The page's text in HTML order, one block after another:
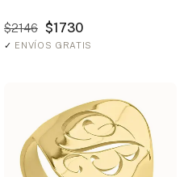
$2146 $1730
✓ ENVÍOS GRATIS